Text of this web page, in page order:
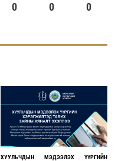
0 0 0
ХУУЛЬЧДЫН МЭДЭЭЛЭХ ҮҮРГИЙН